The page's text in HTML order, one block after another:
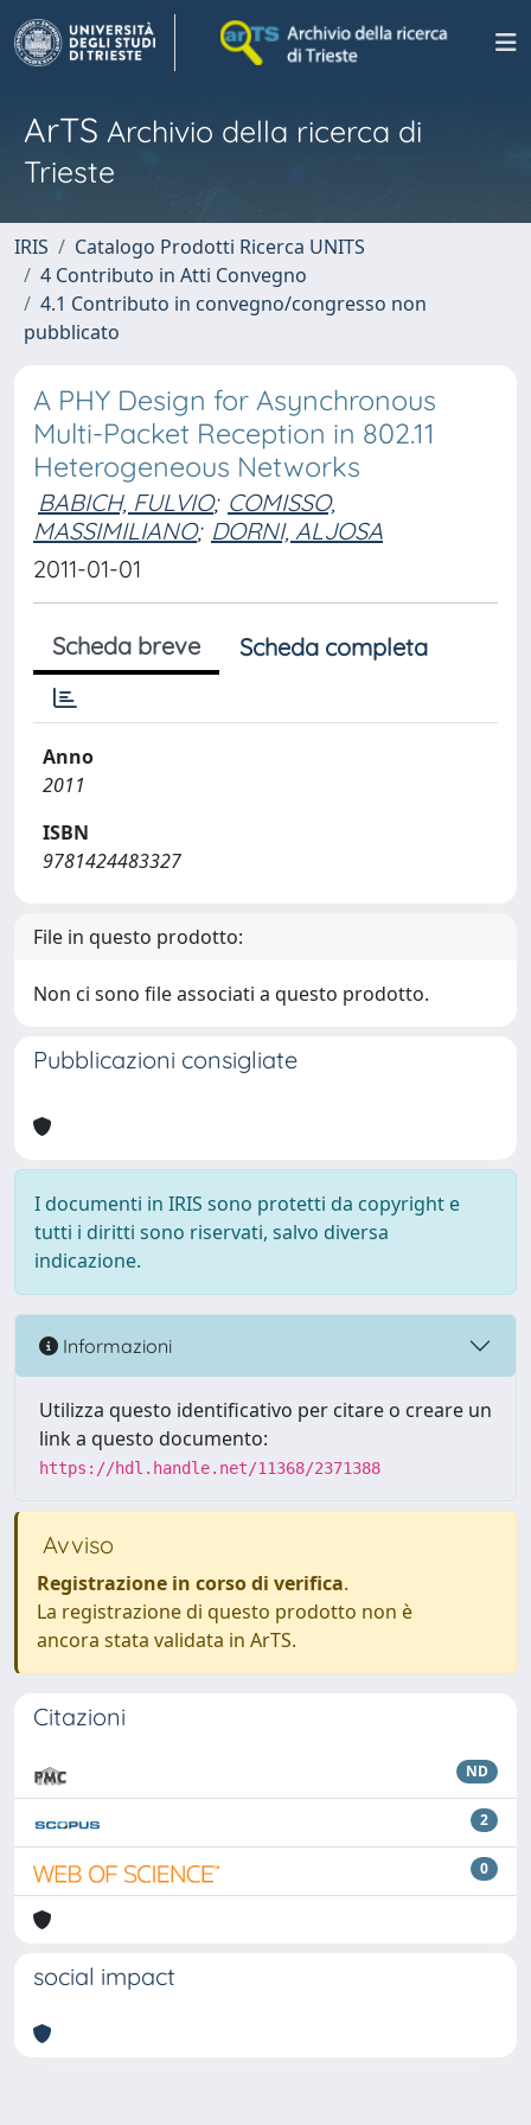
ArTS Archivio della ricerca di
Trieste
IRIS
Catalogo Prodotti Ricerca UNITS
4 Contributo in Atti Convegno
4.1 Contributo in convegno/congresso non
pubblicato
A PHY Design for Asynchronous
Multi-Packet Reception in 802.11
Heterogeneous Networks
BABICH, FULVIO; COMISSO,
MASSIMILIANO; DORNI, ALJOSA
2011-01-01
Scheda breve Scheda completa
Anno
2011
ISBN
9781424483327
File in questo prodotto:
Non ci sono file associati a questo prodotto.
Pubblicazioni consigliate
I documenti in IRIS sono protetti da copyright e
tutti i diritti sono riservati, salvo diversa
indicazione.
Informazioni
Utilizza questo identificativo per citare o creare un
link a questo documento:
https://hdl.handle.net/11368/2371388
Avviso
Registrazione in corso di verifica.
La registrazione di questo prodotto non è
ancora stata validata in ArTS.
Citazioni
ND
2
0
social impact